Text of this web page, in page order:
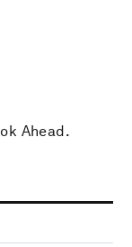
Ahead.